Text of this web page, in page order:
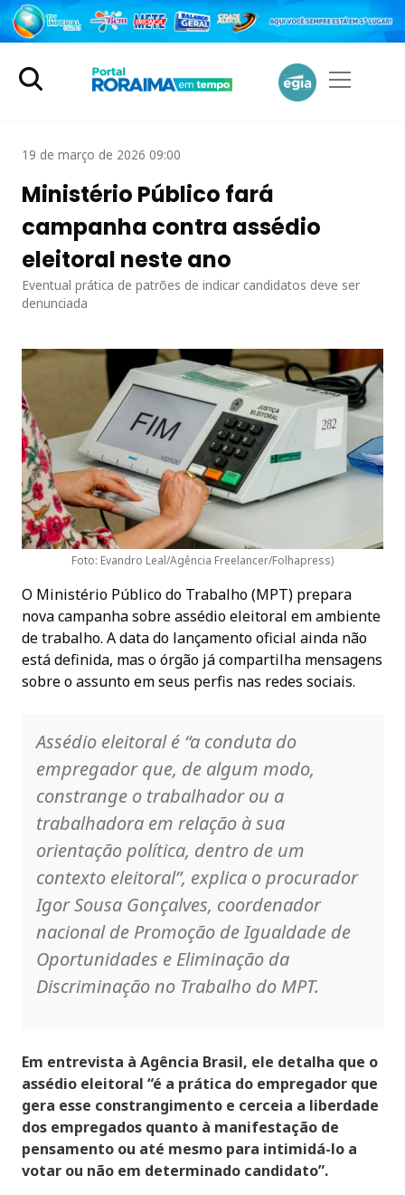
19 de março de 2026 09:00
Ministério Público fará
campanha contra assédio
eleitoral neste ano
Eventual prática de patrões de indicar candidatos deve ser
denunciada
Foto: Evandro Leal/Agência Freelancer/Folhapress)
O Ministério Público do Trabalho (MPT) prepara
nova campanha sobre assédio eleitoral em ambiente
de trabalho. A data do lançamento oficial ainda não
está definida, mas o órgão já compartilha mensagens
sobre o assunto em seus perfis nas redes sociais.
Assédio eleitoral é “a conduta do
empregador que, de algum modo,
constrange o trabalhador ou a
trabalhadora em relação à sua
orientação política, dentro de um
contexto eleitoral”, explica o procurador
Igor Sousa Gonçalves, coordenador
nacional de Promoção de Igualdade de
Oportunidades e Eliminação da
Discriminação no Trabalho do MPT.
Em entrevista à Agência Brasil, ele detalha que o
assédio eleitoral “é a prática do empregador que
gera esse constrangimento e cerceia a liberdade
dos empregados quanto à manifestação de
pensamento ou até mesmo para intimidá-lo a
votar ou não em determinado candidato”.